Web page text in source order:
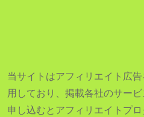
当サイトはアフィリエイト広
用しており、掲載各社のサー
申し込むとアフィリエイトプロ